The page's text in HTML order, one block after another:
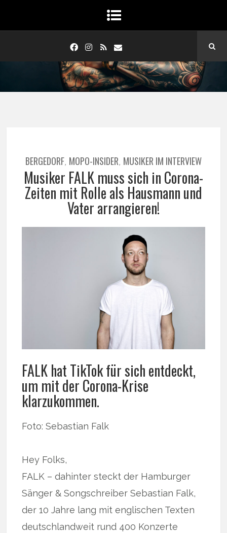
BERGEDORF, MOPO-INSIDER, MUSIKER IM INTERVIEW
Musiker FALK muss sich in Corona-
Zeiten mit Rolle als Hausmann und
Vater arrangieren!
FALK hat TikTok für sich entdeckt,
um mit der Corona-Krise
klarzukommen.
Foto: Sebastian Falk
Hey Folks,
FALK – dahinter steckt der Hamburger
Sänger & Songschreiber Sebastian Falk,
der 10 Jahre lang mit englischen Texten
deutschlandweit rund 400 Konzerte